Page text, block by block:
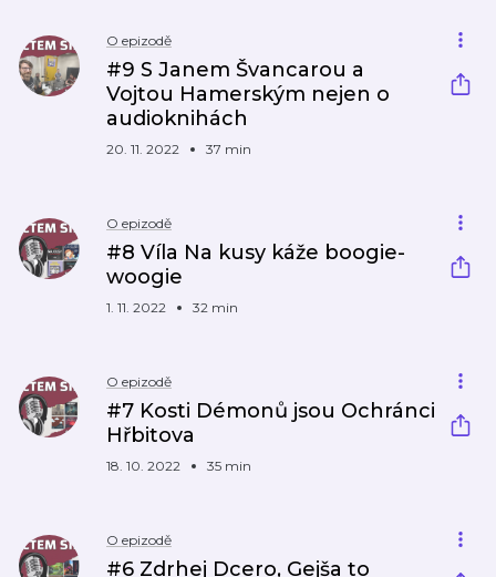
O epizodě
#9 S Janem Švancarou a
Vojtou Hamerským nejen o
audioknihách
20. 11. 2022 37 min
O epizodě
#8 Víla Na kusy káže boogie-
woogie
1. 11. 2022 32 min
O epizodě
#7 Kosti Démonů jsou Ochránci
Hřbitova
18. 10. 2022 35 min
O epizodě
#6 Zdrhej Dcero, Gejša to